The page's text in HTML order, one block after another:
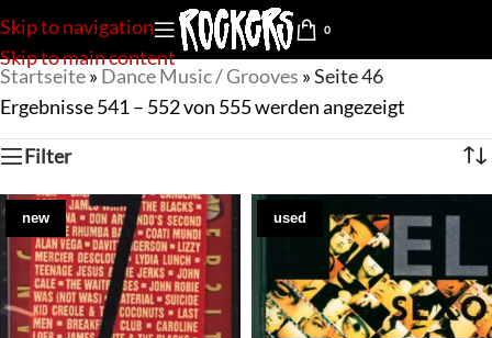
Skip to navigation
Skip to main content
0
Startseite» Dance Music / Grooves »Seite 46
Ergebnisse 541 – 552 von 555 werden angezeigt
Filter
new used